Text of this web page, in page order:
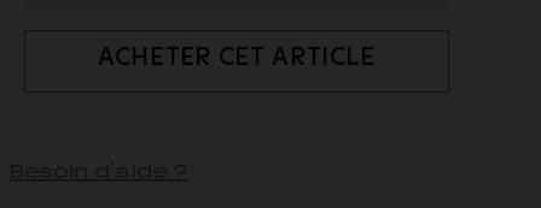
ACHETER CET ARTICLE